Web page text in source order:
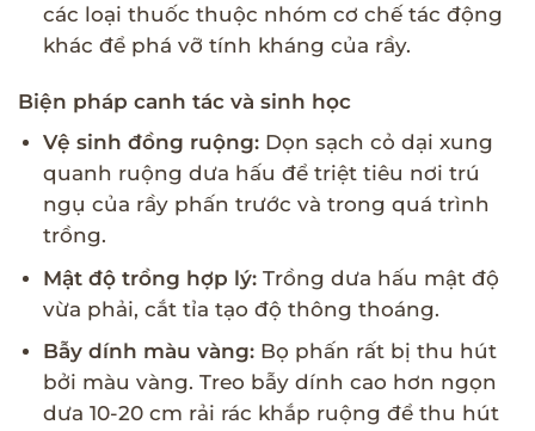
các loại thuốc thuộc nhóm cơ chế tác động
khác để phá vỡ tính kháng của rầy.
Biện pháp canh tác và sinh học
Vệ sinh đồng ruộng:Dọn sạch cỏ dại xung
quanh ruộng dưa hấu để triệt tiêu nơi trú
ngụ của rầy phấn trước và trong quá trình
trồng.
Mật độ trồng hợp lý:Trồng dưa hấu mật độ
vừa phải, cắt tỉa tạo độ thông thoáng.
Bẫy dính màu vàng:Bọ phấn rất bị thu hút
bởi màu vàng. Treo bẫy dính cao hơn ngọn
dưa 10-20 cm rải rác khắp ruộng để thu hút